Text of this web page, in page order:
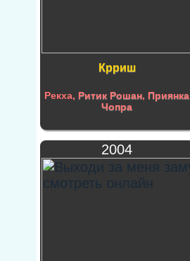
Крриш
Рекха,Ритик Рошан,Приянка
Чопра
2004